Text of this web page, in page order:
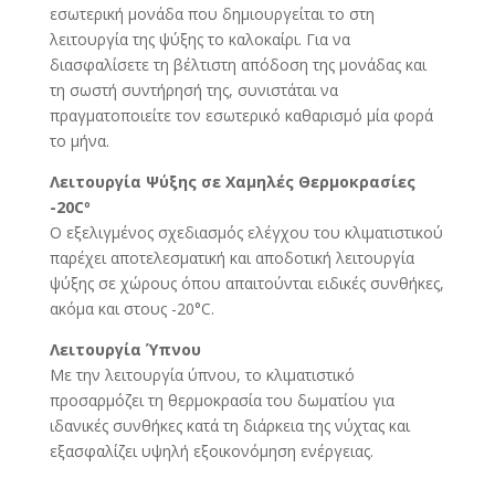
εσωτερική μονάδα που δημιουργείται το στη
λειτουργία της ψύξης το καλοκαίρι. Για να
διασφαλίσετε τη βέλτιστη απόδοση της μονάδας και
τη σωστή συντήρησή της, συνιστάται να
πραγματοποιείτε τον εσωτερικό καθαρισμό μία φορά
το μήνα.
Λειτουργία Ψύξης σε Χαμηλές Θερμοκρασίες
-20Cº
Ο εξελιγμένος σχεδιασμός ελέγχου του κλιματιστικού
παρέχει αποτελεσματική και αποδοτική λειτουργία
ψύξης σε χώρους όπου απαιτούνται ειδικές συνθήκες,
ακόμα και στους -20°C.
Λειτουργία Ύπνου
Με την λειτουργία ύπνου, το κλιματιστικό
προσαρμόζει τη θερμοκρασία του δωματίου για
ιδανικές συνθήκες κατά τη διάρκεια της νύχτας και
εξασφαλίζει υψηλή εξοικονόμηση ενέργειας.